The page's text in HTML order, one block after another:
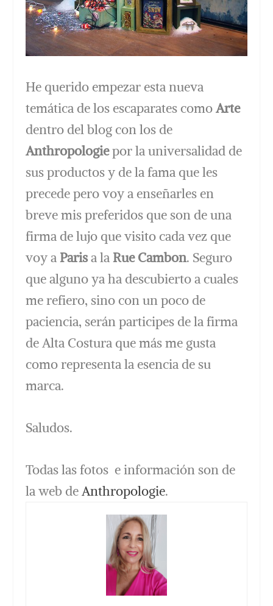
He querido empezar esta nueva
temática de los escaparates comoArte
dentro del blog con los de
Anthropologiepor la universalidad de
sus productos y de la fama que les
precede pero voy a enseñarles en
breve mis preferidos que son de una
firma de lujo que visito cada vez que
voy aParisa laRue Cambon. Seguro
que alguno ya ha descubierto a cuales
me refiero, sino con un poco de
paciencia, serán participes de la firma
de Alta Costura que más me gusta
como representa la esencia de su
marca.
Saludos.
Todas las fotos e información son de
la web deAnthropologie.